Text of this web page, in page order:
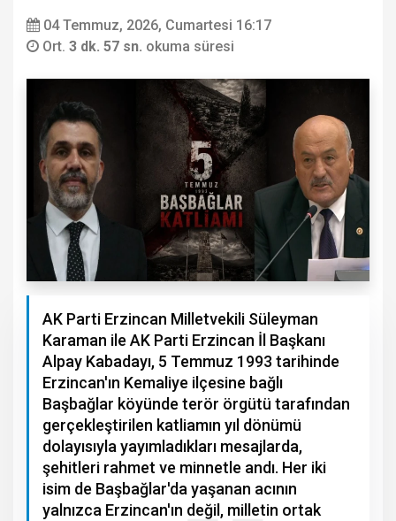
04 Temmuz, 2026, Cumartesi 16:17
Ort. 3 dk. 57 sn. okuma süresi
AK Parti Erzincan Milletvekili Süleyman
Karaman ile AK Parti Erzincan İl Başkanı
Alpay Kabadayı, 5 Temmuz 1993 tarihinde
Erzincan'ın Kemaliye ilçesine bağlı
Başbağlar köyünde terör örgütü tarafından
gerçekleştirilen katliamın yıl dönümü
dolayısıyla yayımladıkları mesajlarda,
şehitleri rahmet ve minnetle andı. Her iki
isim de Başbağlar'da yaşanan acının
yalnızca Erzincan'ın değil, milletin ortak